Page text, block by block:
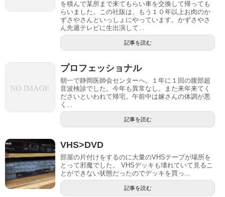
を積んで某所まで来てもらい車を交換して帰っても
らいました。この社販は、もう１０年以上お肉のか
ずさやさんといっしょにやっています。かずさやさ
ん先週テレビに生出演して...
記事を読む
プロフェッショナル
朝一で静岡医師会センターへ。１年に１回の腹部超
音波検診でした。今年も異常なし。また来年来てく
ださいといわれて帰宅。午前中は嫁さんの体調が悪
く...
記事を読む
VHS>DVD
部屋の片付けをするのに大量のVHSテープが場所を
とって邪魔でした。 VHSデッキも壊れていて見るこ
とができない状態だったのでデッキを買っ...
記事を読む